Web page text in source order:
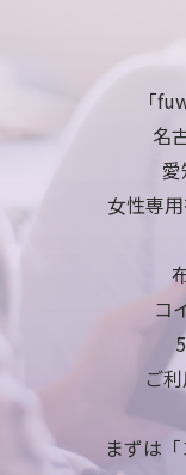
「
名
女性専
コ
ご
まずは